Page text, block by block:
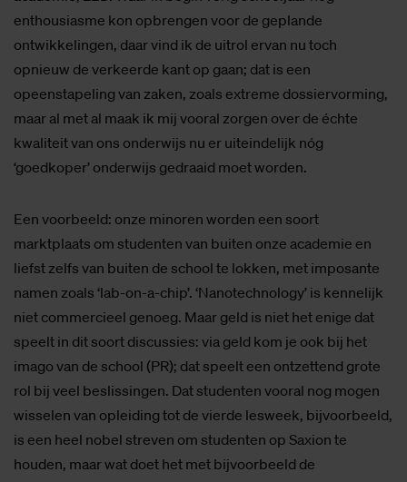
enthousiasme kon opbrengen voor de geplande
ontwikkelingen, daar vind ik de uitrol ervan nu toch
opnieuw de verkeerde kant op gaan; dat is een
opeenstapeling van zaken, zoals extreme dossiervorming,
maar al met al maak ik mij vooral zorgen over de échte
kwaliteit van ons onderwijs nu er uiteindelijk nóg
‘goedkoper’ onderwijs gedraaid moet worden.
Een voorbeeld: onze minoren worden een soort
marktplaats om studenten van buiten onze academie en
liefst zelfs van buiten de school te lokken, met imposante
namen zoals ‘lab-on-a-chip’. ‘Nanotechnology’ is kennelijk
niet commercieel genoeg. Maar geld is niet het enige dat
speelt in dit soort discussies: via geld kom je ook bij het
imago van de school (PR); dat speelt een ontzettend grote
rol bij veel beslissingen. Dat studenten vooral nog mogen
wisselen van opleiding tot de vierde lesweek, bijvoorbeeld,
is een heel nobel streven om studenten op Saxion te
houden, maar wat doet het met bijvoorbeeld de